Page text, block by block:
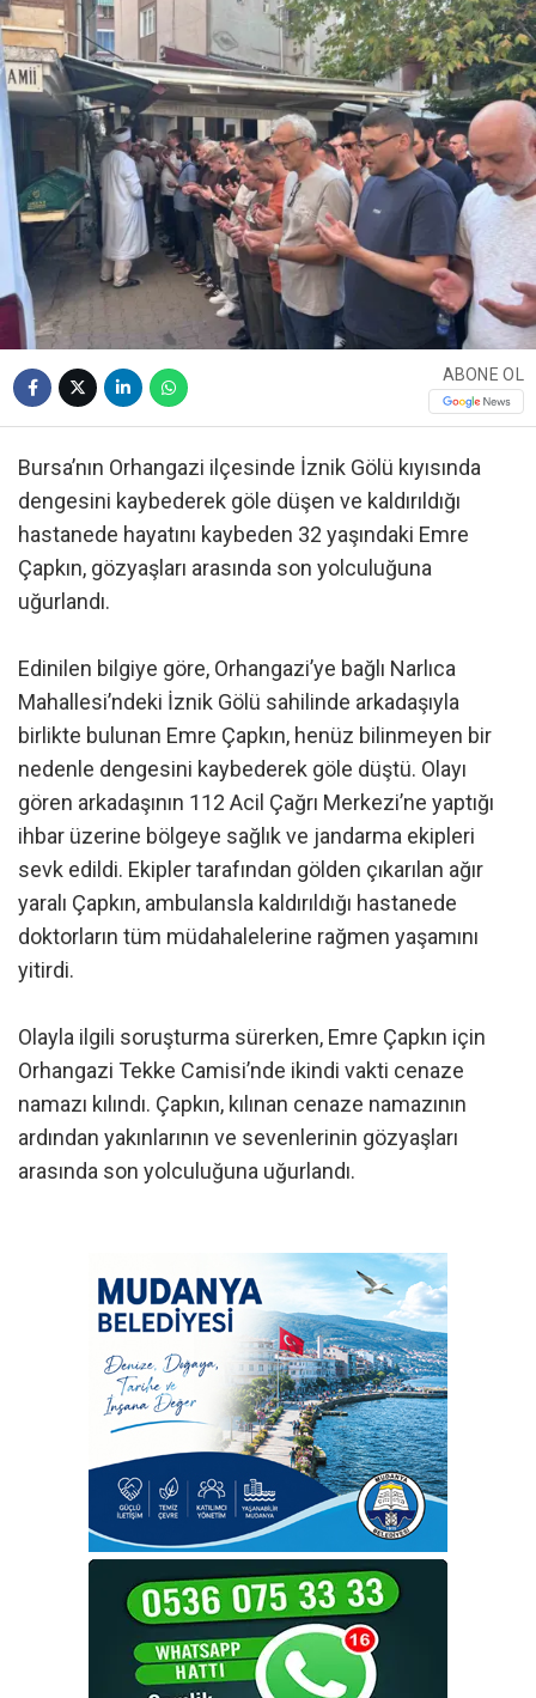
ABONE OL
Bursa’nın Orhangazi ilçesinde İznik Gölü kıyısında
dengesini kaybederek göle düşen ve kaldırıldığı
hastanede hayatını kaybeden 32 yaşındaki Emre
Çapkın, gözyaşları arasında son yolculuğuna
uğurlandı.
Edinilen bilgiye göre, Orhangazi’ye bağlı Narlıca
Mahallesi’ndeki İznik Gölü sahilinde arkadaşıyla
birlikte bulunan Emre Çapkın, henüz bilinmeyen bir
nedenle dengesini kaybederek göle düştü. Olayı
gören arkadaşının 112 Acil Çağrı Merkezi’ne yaptığı
ihbar üzerine bölgeye sağlık ve jandarma ekipleri
sevk edildi. Ekipler tarafından gölden çıkarılan ağır
yaralı Çapkın, ambulansla kaldırıldığı hastanede
doktorların tüm müdahalelerine rağmen yaşamını
yitirdi.
Olayla ilgili soruşturma sürerken, Emre Çapkın için
Orhangazi Tekke Camisi’nde ikindi vakti cenaze
namazı kılındı. Çapkın, kılınan cenaze namazının
ardından yakınlarının ve sevenlerinin gözyaşları
arasında son yolculuğuna uğurlandı.